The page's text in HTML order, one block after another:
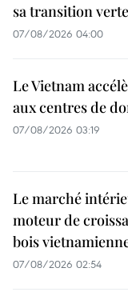
sa transition verte
07/08/2026 04:00
Le Vietnam
aux centres de
07/08/2026 03:19
Le marché
moteur de
bois
07/08/2026 02:54